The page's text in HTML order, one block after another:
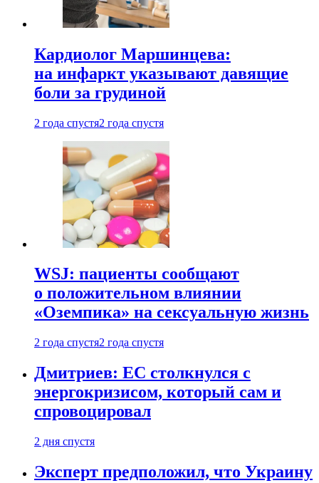
Кардиолог Маршинцева:
на инфаркт указывают давящие
боли за грудиной
2 года спустя2 года спустя
WSJ: пациенты сообщают
о положительном влиянии
«Оземпика» на сексуальную жизнь
2 года спустя2 года спустя
Дмитриев: ЕС столкнулся с
энергокризисом, который сам и
спровоцировал
2 дня спустя
Эксперт предположил, что Украину